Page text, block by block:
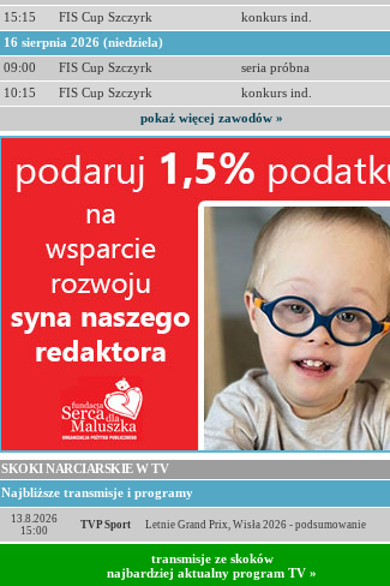
15:15
FIS Cup Szczyrk
konkurs ind.
16 sierpnia 2026 (niedziela)
09:00
FIS Cup Szczyrk
seria próbna
10:15
FIS Cup Szczyrk
konkurs ind.
pokaż więcej zawodów »
SKOKI NARCIARSKIE W TV
Najbliższe transmisje i programy
13.8.2026
15:00
TVP Sport Letnie Grand Prix, Wisła 2026 - podsumowanie
transmisje ze skoków
najbardziej aktualny program TV »